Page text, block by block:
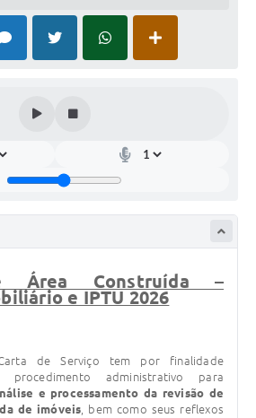
Públicos Municipais de
Área Construída –
e IPTU 2026
de Serviço tem por finalidade
procedimento administrativo para
e processamento da revisão de
de imóveis , bem como seus reflexos